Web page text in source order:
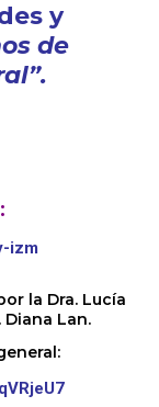
y
de
:
izm
la Dra. Lucía
Lan.